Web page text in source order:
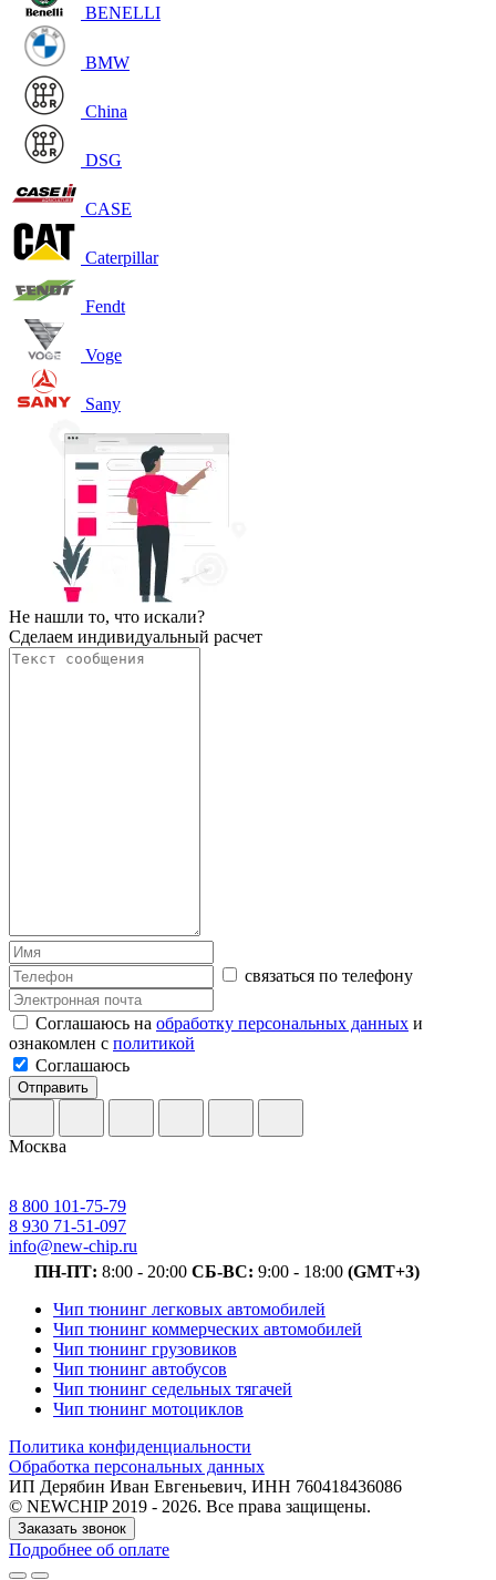
BENELLI
BMW
China
DSG
CASE
Caterpillar
Fendt
Voge
Sany
Не нашли то, что искали?
Сделаем индивидуальный расчет
связаться по телефону
Соглашаюсь на обработку персональных данных и
ознакомлен с политикой
Соглашаюсь
Отправить
Москва
8 800 101-75-79
8 930 71-51-097
info@new-chip.ru
ПН-ПТ: 8:00 - 20:00 СБ-ВС: 9:00 - 18:00 (GMT+3)
Чип тюнинг легковых автомобилей
Чип тюнинг коммерческих автомобилей
Чип тюнинг грузовиков
Чип тюнинг автобусов
Чип тюнинг седельных тягачей
Чип тюнинг мотоциклов
Политика конфиденциальности
Обработка персональных данных
ИП Дерябин Иван Евгеньевич, ИНН 760418436086
© NEWCHIP 2019 - 2026. Все права защищены.
Заказать звонок
Подробнее об оплате